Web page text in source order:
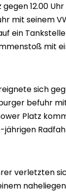
12.00
mit seinem
ein
mit
sich
befuhr
Platz
verletzten